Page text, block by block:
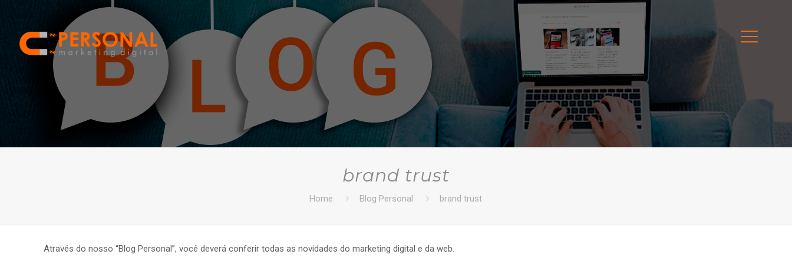
brand trust
Home Blog Personal brand trust
Através do nosso “Blog Personal”, você deverá conferir todas as novidades do marketing digital e da web.